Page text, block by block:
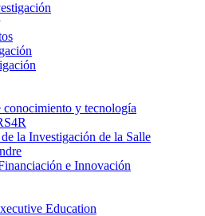
conocimiento y tecnología
la Investigación de la Salle
e Innovación
Education